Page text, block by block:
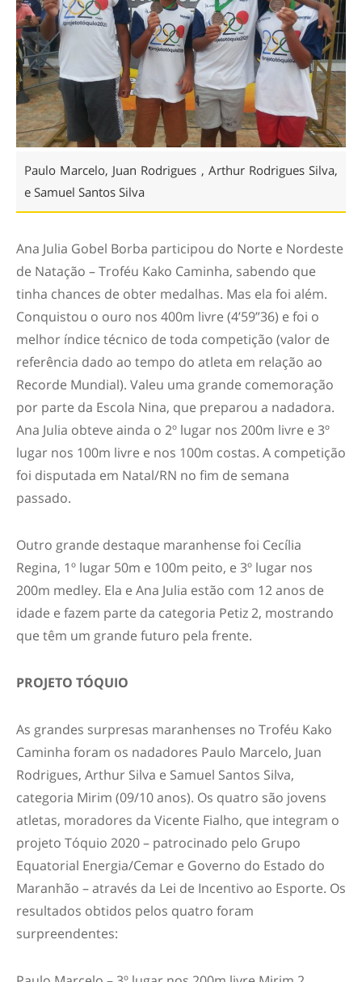
Paulo Marcelo, Juan Rodrigues , Arthur Rodrigues Silva,
e Samuel Santos Silva
Ana Julia Gobel Borba participou do Norte e Nordeste
de Natação – Troféu Kako Caminha, sabendo que
tinha chances de obter medalhas. Mas ela foi além.
Conquistou o ouro nos 400m livre (4’59”36) e foi o
melhor índice técnico de toda competição (valor de
referência dado ao tempo do atleta em relação ao
Recorde Mundial). Valeu uma grande comemoração
por parte da Escola Nina, que preparou a nadadora.
Ana Julia obteve ainda o 2º lugar nos 200m livre e 3º
lugar nos 100m livre e nos 100m costas. A competição
foi disputada em Natal/RN no fim de semana
passado.
Outro grande destaque maranhense foi Cecília
Regina, 1º lugar 50m e 100m peito, e 3º lugar nos
200m medley. Ela e Ana Julia estão com 12 anos de
idade e fazem parte da categoria Petiz 2, mostrando
que têm um grande futuro pela frente.
PROJETO TÓQUIO
As grandes surpresas maranhenses no Troféu Kako
Caminha foram os nadadores Paulo Marcelo, Juan
Rodrigues, Arthur Silva e Samuel Santos Silva,
categoria Mirim (09/10 anos). Os quatro são jovens
atletas, moradores da Vicente Fialho, que integram o
projeto Tóquio 2020 – patrocinado pelo Grupo
Equatorial Energia/Cemar e Governo do Estado do
Maranhão – através da Lei de Incentivo ao Esporte. Os
resultados obtidos pelos quatro foram
surpreendentes: